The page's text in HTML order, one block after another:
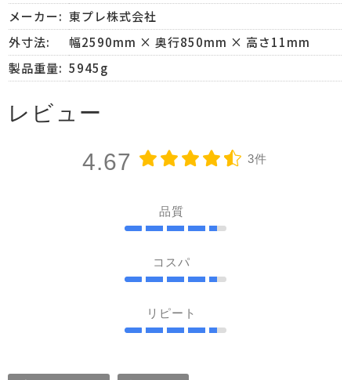
メーカー: 東プレ株式会社
外寸法:
幅2590mm × 奥行850mm × 高さ11mm
製品重量: 5945g
レビュー
4.67 3件
品質
コスパ
リピート